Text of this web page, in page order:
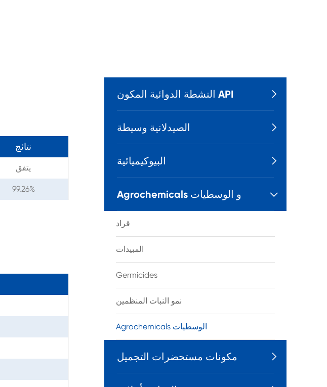
نتائج
يتفق
99.26%
النشطة الدوائية المكون API 
الصيدلانية وسيطة 
البيوكيميائية 
Agrochemicals و الوسطيات 
قراد
المبيدات
Germicides
نمو النبات المنظمين
Agrochemicals الوسطيات
مكونات مستحضرات التجميل 